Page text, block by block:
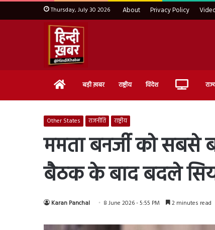
Thursday, July 30 2026 About Privacy Policy
Home बड़ी ख़बर राष्ट्रीय विदेश Live
Other States राजनीति राष्ट्रीय
ममता बनर्जी को सबसे
बैठक के बाद बदले
Karan Panchal 8 June 2026 - 5:55 PM 2 minutes read